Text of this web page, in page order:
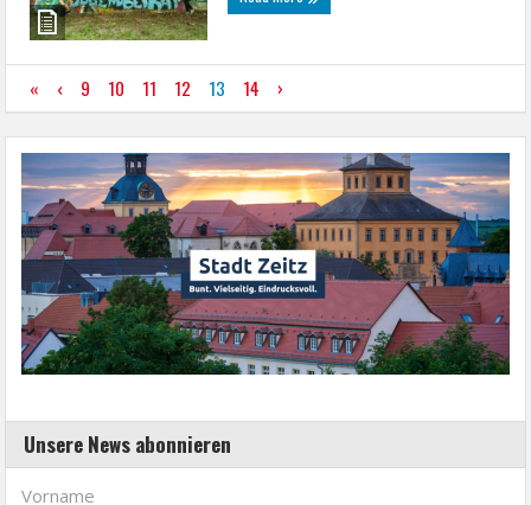
« ‹ 9 10 11 12 13 14 ›
Unsere News abonnieren
Vorname